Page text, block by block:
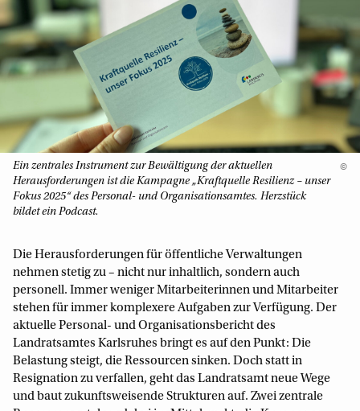
Ein zentrales Instrument zur Bewältigung der aktuellen
Herausforderungen ist die Kampagne „Kraftquelle Resilienz – unser
Fokus 2025“ des Personal- und Organisationsamtes. Herzstück
bildet ein Podcast.
©
Die Herausforderungen für öffentliche Verwaltungen
nehmen stetig zu – nicht nur inhaltlich, sondern auch
personell. Immer weniger Mitarbeiterinnen und Mitarbeiter
stehen für immer komplexere Aufgaben zur Verfügung. Der
aktuelle Personal- und Organisationsbericht des
Landratsamtes Karlsruhes bringt es auf den Punkt: Die
Belastung steigt, die Ressourcen sinken. Doch statt in
Resignation zu verfallen, geht das Landratsamt neue Wege
und baut zukunftsweisende Strukturen auf. Zwei zentrale